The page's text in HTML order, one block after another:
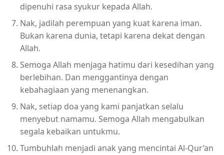
dipenuhi rasa syukur kepada Allah.
Nak, jadilah perempuan yang kuat karena iman.
Bukan karena dunia, tetapi karena dekat dengan
Allah.
Semoga Allah menjaga hatimu dari kesedihan yang
berlebihan. Dan menggantinya dengan
kebahagiaan yang menenangkan.
Nak, setiap doa yang kami panjatkan selalu
menyebut namamu. Semoga Allah mengabulkan
segala kebaikan untukmu.
Tumbuhlah menjadi anak yang mencintai Al-Qur’an